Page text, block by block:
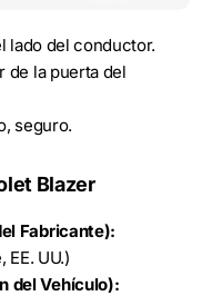
lado del conductor.
de la puerta del
seguro.
Blazer
Fabricante):
UU.)
del Vehículo):